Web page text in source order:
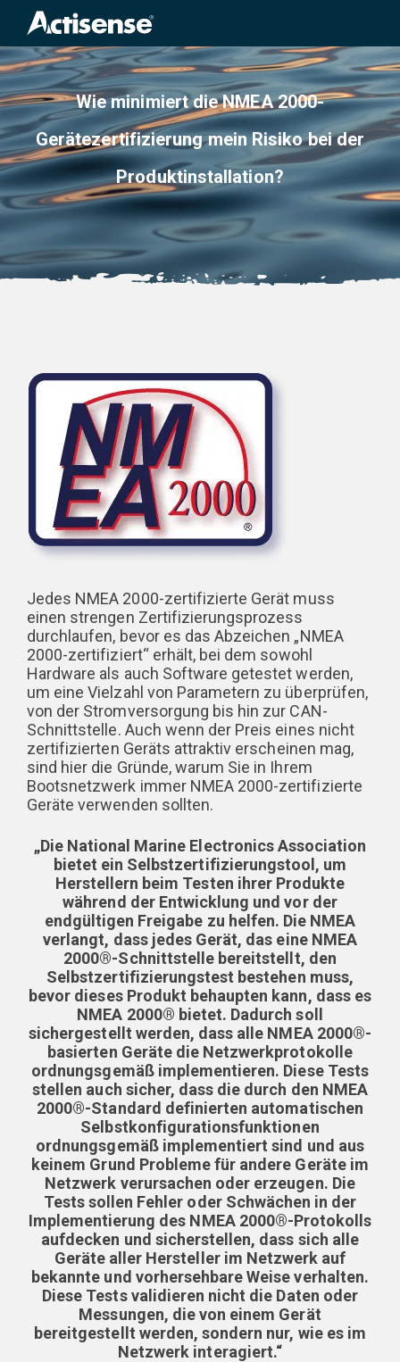
Wie minimiert die NMEA 2000-
Gerätezertifizierung mein Risiko bei der
Produktinstallation?
Jedes NMEA 2000-zertifizierte Gerät muss
einen strengen Zertifizierungsprozess
durchlaufen, bevor es das Abzeichen „NMEA
2000-zertifiziert“ erhält, bei dem sowohl
Hardware als auch Software getestet werden,
um eine Vielzahl von Parametern zu überprüfen,
von der Stromversorgung bis hin zur CAN-
Schnittstelle. Auch wenn der Preis eines nicht
zertifizierten Geräts attraktiv erscheinen mag,
sind hier die Gründe, warum Sie in Ihrem
Bootsnetzwerk immer NMEA 2000-zertifizierte
Geräte verwenden sollten.
„Die National Marine Electronics Association
bietet ein Selbstzertifizierungstool, um
Herstellern beim Testen ihrer Produkte
während der Entwicklung und vor der
endgültigen Freigabe zu helfen. Die NMEA
verlangt, dass jedes Gerät, das eine NMEA
2000®-Schnittstelle bereitstellt, den
Selbstzertifizierungstest bestehen muss,
bevor dieses Produkt behaupten kann, dass es
NMEA 2000® bietet. Dadurch soll
sichergestellt werden, dass alle NMEA 2000®-
basierten Geräte die Netzwerkprotokolle
ordnungsgemäß implementieren. Diese Tests
stellen auch sicher, dass die durch den NMEA
2000®-Standard definierten automatischen
Selbstkonfigurationsfunktionen
ordnungsgemäß implementiert sind und aus
keinem Grund Probleme für andere Geräte im
Netzwerk verursachen oder erzeugen. Die
Tests sollen Fehler oder Schwächen in der
Implementierung des NMEA 2000®-Protokolls
aufdecken und sicherstellen, dass sich alle
Geräte aller Hersteller im Netzwerk auf
bekannte und vorhersehbare Weise verhalten.
Diese Tests validieren nicht die Daten oder
Messungen, die von einem Gerät
bereitgestellt werden, sondern nur, wie es im
Netzwerk interagiert.“